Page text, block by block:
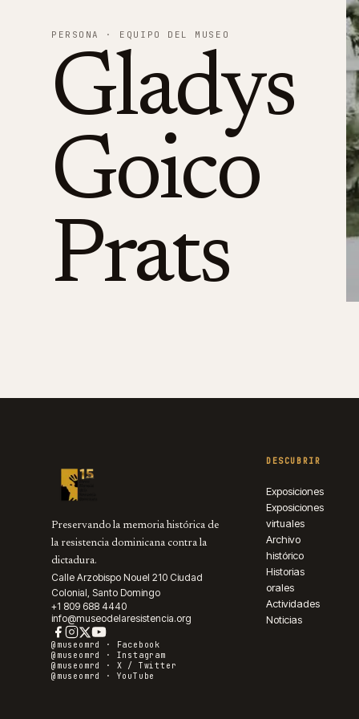
PERSONA · EQUIPO DEL MUSEO
Gladys
Goico
Prats
Preservando la memoria histórica de
la resistencia dominicana contra la
dictadura.
Calle Arzobispo Nouel 210 Ciudad
Colonial, Santo Domingo
+1 809 688 4440
info@museodelaresistencia.org
@museomrd ·
Facebook
@museomrd · Instagram
@museomrd · X / Twitter
@museomrd · YouTube
DESCUBRIR
Exposiciones
Exposiciones
virtuales
Archivo
histórico
Historias
orales
Actividades
Noticias